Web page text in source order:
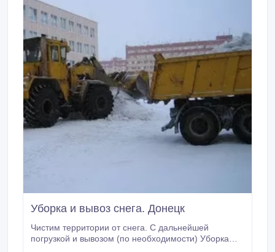
Уборка и вывоз снега. Донецк
Чистим территории от снега. С дальнейшей
погрузкой и вывозом (по необходимости) Уборка